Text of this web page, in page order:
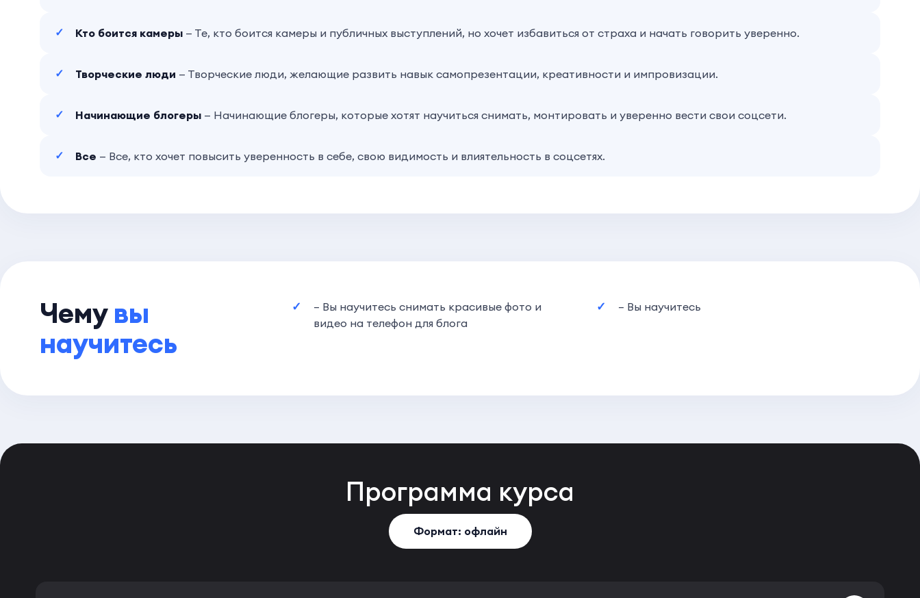
Кто боится камеры — Те, кто боится камеры и публичных выступлений, но хочет избавиться от страха и начать говорить уверенно.
Творческие люди — Творческие люди, желающие развить навык самопрезентации, креативности и импровизации.
Начинающие блогеры — Начинающие блогеры, которые хотят научиться снимать, монтировать и уверенно вести свои соцсети.
Все — Все, кто хочет повысить уверенность в себе, свою видимость и влиятельность в соцсетях.
Чемувы
научитесь
– Вы научитесь снимать красивые фото и
видео на телефон для блога
– Вы научитесь
Программа курса
Формат: офлайн